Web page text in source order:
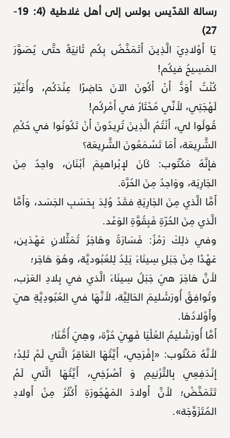
رسالة القدّيس بولس إلى أهل غلاطية (4: 19-
27)
يَا أَوْلادِيَ الَّذِينَ أَتَمَخَّضُ بِكُم ثَانِيَةً حتَّى يُصَوَّرَ
المَسِيحُ فيكُم!
كُنْتُ أَوَدُّ أَنْ أَكُونَ الآنَ حَاضِرًا عِنْدَكُم، وأُغَيِّرَ
لَهْجَتِي، لأَنِّي مُحْتَارٌ في أَمْرِكُم!
قُولُوا لي، أَنْتُمُ الَّذِينَ تُرِيدُونَ أَنْ تَكُونُوا في حُكْمِ
الشَّرِيعَة، أَمَا تَسْمَعُونَ الشَّرِيعَة؟
فإِنَّهُ مَكْتُوب: كَانَ لإِبْراهيمَ ٱبْنَان، واحِدٌ مِنَ
الجَارِيَة، ووَاحِدٌ مِنَ الحُرَّة.
أَمَّا الَّذي مِنَ الجَارِيَةِ فقَدْ وُلِدَ بِحَسَبِ الجَسَد، وَأَمَّا
الَّذي مِنَ الحُرّةِ فَبِقُوَّةِ الوَعْد.
وفي ذلِكَ رَمْزٌ: فَسَارَةُ وهَاجَرُ تُمَثِّلانِ عَهْدَين،
عَهْدًا مِنْ جَبَلِ سِينَاءَ يَلِدُ لِلعُبُوديَّة، وهُوَ هَاجَر؛
لأَنَّ هَاجَرَ هيَ جَبَلُ سِينَاءَ الَّذي في بِلادِ العَرَب،
وتُوافِقُ أُورَشَليمَ الحَالِيَّة، لأَنَّهَا في العُبُودِيَّةِ هيَ
وأَوْلادُهَا.
أَمَّا أُورَشَليمُ العُلْيَا فَهِيَ حُرَّة، وهِيَ أُمُّنَا؛
لأَنَّهُ مَكْتُوب: «إِفْرَحِي، أَيَّتُهَا العَاقِرُ الَّتي لَمْ تَلِدْ؛
إِنْدَفِعِي بِالتَّرْنِيمِ وَ ٱصْرُخِي، أَيَّتُهَا الَّتي لَمْ
تَتَمَخَّضْ؛ لأَنَّ أَولادَ المَهْجُورَةِ أَكْثَرُ مِنْ أَولادِ
المُتَزَوِّجَة».